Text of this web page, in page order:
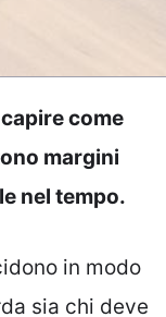
come
margini
nel tempo.
in modo
sia chi deve